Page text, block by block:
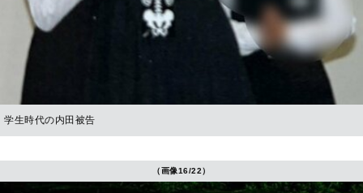
学生時代の内田被告
（画像16/22）